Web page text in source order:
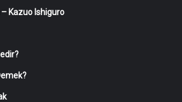
Kazuo Ishiguro